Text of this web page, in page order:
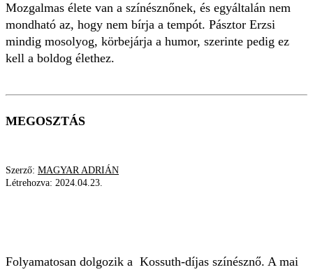
Mozgalmas élete van a színésznőnek, és egyáltalán nem
mondható az, hogy nem bírja a tempót. Pásztor Erzsi
mindig mosolyog, körbejárja a humor, szerinte pedig ez
kell a boldog élethez.
MEGOSZTÁS
Szerző: MAGYAR ADRIÁN
Létrehozva: 2024.04.23.
Folyamatosan dolgozik a Kossuth-díjas színésznő. A mai